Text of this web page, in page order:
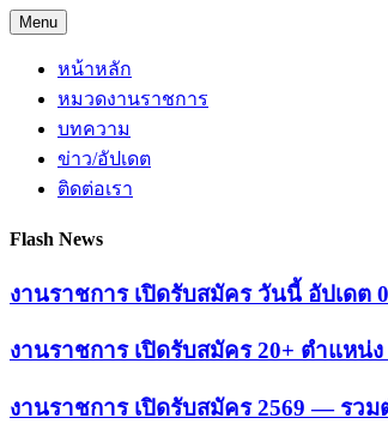
Skip
to
content
Menu
หน้าหลัก
หมวดงานราชการ
บทความ
ข่าว/อัปเดต
ติดต่อเรา
Flash News
งานราชการ เปิดรับสมัคร วันนี้ อัปเดต
งานราชการ เปิดรับสมัคร 20+ ตำแหน่
งานราชการ เปิดรับสมัคร 2569 — รว